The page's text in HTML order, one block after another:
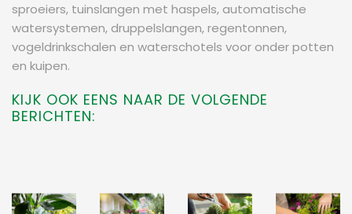
sproeiers, tuinslangen met haspels, automatische
watersystemen, druppelslangen, regentonnen,
vogeldrinkschalen en waterschotels voor onder potten
en kuipen.
KIJK OOK EENS NAAR DE VOLGENDE
BERICHTEN: